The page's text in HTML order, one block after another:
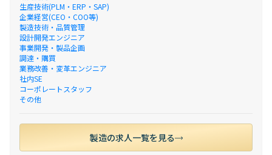
生産技術(PLM・ERP・SAP)
企業経営(CEO・COO等)
製造技術・品質管理
設計開発エンジニア
事業開発・製品企画
調達・購買
業務改善・変革エンジニア
社内SE
コーポレートスタッフ
その他
製造の求人一覧を見る